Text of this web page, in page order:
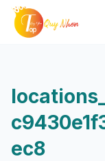
ec8